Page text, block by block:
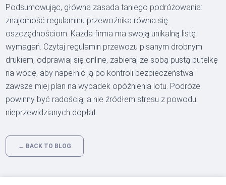
Podsumowując, główna zasada taniego podróżowania:
znajomość regulaminu przewoźnika równa się
oszczędnościom. Każda firma ma swoją unikalną listę
wymagań. Czytaj regulamin przewozu pisanym drobnym
drukiem, odprawiaj się online, zabieraj ze sobą pustą butelkę
na wodę, aby napełnić ją po kontroli bezpieczeństwa i
zawsze miej plan na wypadek opóźnienia lotu. Podróże
powinny być radością, a nie źródłem stresu z powodu
nieprzewidzianych dopłat.
← BACK TO BLOG